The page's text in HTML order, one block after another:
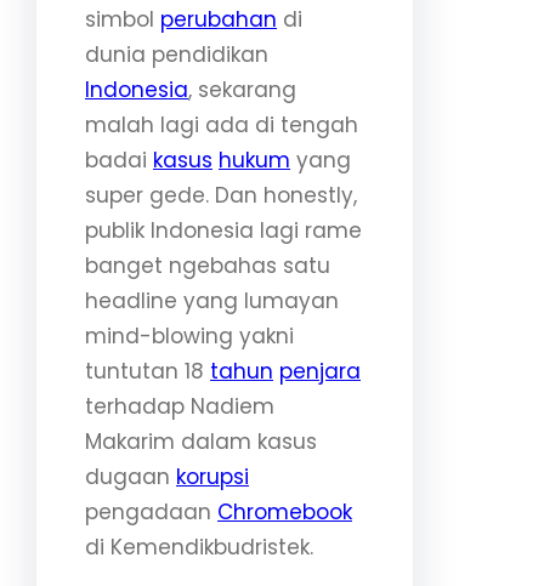
simbol perubahan di
dunia pendidikan
Indonesia, sekarang
malah lagi ada di tengah
badai kasus hukum yang
super gede. Dan honestly,
publik Indonesia lagi rame
banget ngebahas satu
headline yang lumayan
mind-blowing yakni
tuntutan 18 tahun penjara
terhadap Nadiem
Makarim dalam kasus
dugaan korupsi
pengadaan Chromebook
di Kemendikbudristek.